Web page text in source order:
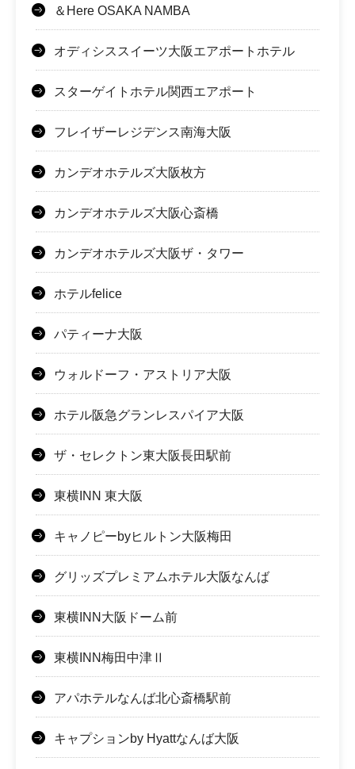
＆Here OSAKA NAMBA
オディシススイーツ大阪エアポートホテル
スターゲイトホテル関西エアポート
フレイザーレジデンス南海大阪
カンデオホテルズ大阪枚方
カンデオホテルズ大阪心斎橋
カンデオホテルズ大阪ザ・タワー
ホテルfelice
パティーナ大阪
ウォルドーフ・アストリア大阪
ホテル阪急グランレスパイア大阪
ザ・セレクトン東大阪長田駅前
東横INN 東大阪
キャノピーbyヒルトン大阪梅田
グリッズプレミアムホテル大阪なんば
東横INN大阪ドーム前
東横INN梅田中津Ⅱ
アパホテルなんば北心斎橋駅前
キャプションby Hyattなんば大阪